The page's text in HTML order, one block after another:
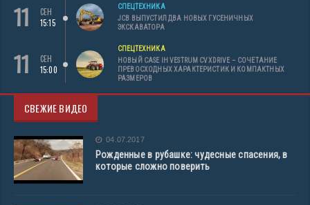
11
СЕН
15:15
СПЕЦТЕХНИКА
JCB ВЫПУСТИЛ ДВА НОВЫХ ГУСЕНИЧНЫХ
ЭКСКАВАТОРА
11
СЕН
15:00
СПЕЦТЕХНИКА
НОВЫЙ CASE IH VESTRUM CVXDRIVE – СОЧЕТАНИЕ
ПРЕВОСХОДНЫХ ХАРАКТЕРИСТИК И КОМПАКТНЫХ
РАЗМЕРОВ
СВЕЖИЕ ВИДЕО
04.07.2017
Рожденные в рубашке: чудесные спасения, в
которые сложно поверить